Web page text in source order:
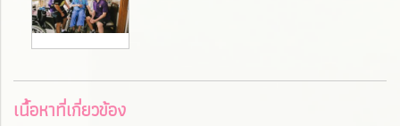
เนื้อหาที่เกี่ยวข้อง